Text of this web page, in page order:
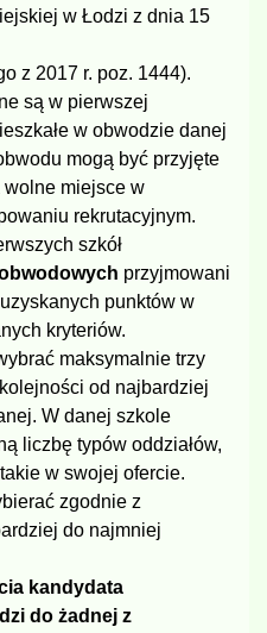
w Łodzi z dnia 15
z 2017 r. poz. 1444).
są w pierwszej
w obwodzie danej
mogą być przyjęte
miejsce w
rekrutacyjnym.
szkół
przyjmowani
punktów w
kryteriów.
maksymalnie trzy
od najbardziej
W danej szkole
liczbę typów oddziałów,
w swojej ofercie.
zgodnie z
do najmniej
kandydata
do żadnej z